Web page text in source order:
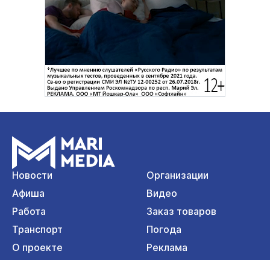
Новости
Организации
Афиша
Видео
Работа
Заказ товаров
Транспорт
Погода
О проекте
Реклама